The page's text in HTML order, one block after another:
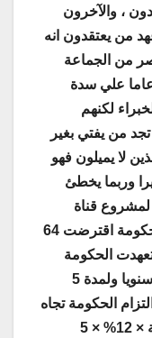
، والآخرون
من يعتقدون انه
من الجماعة
علي سدة
لكنهم
من يفتي بغير
لا يميلون فهو
وربما يخطئ
لمشروع قناة
السويس الجديدة ؟ يجيب فيقول ” الحكومة اقترضت 64
تعهدت الحكومة
بسداد فائدة سنوية ثابتة بمعدل 12% سنويا ولمدة 5
الحكومة تجاه
الدائنين لسداد الفائدة = 64 مليار جنية × 12% × 5